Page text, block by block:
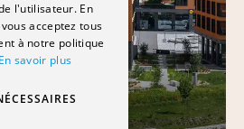
l'utilisateur. En
acceptez tous
à notre politique
En savoir plus